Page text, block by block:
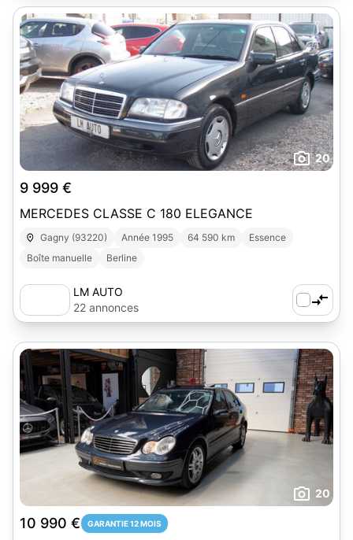
20
9 999 €
MERCEDES CLASSE C 180 ELEGANCE
Gagny (93220) Année 1995 64 590 km
Essence
Boîte manuelle
Berline
LM AUTO
22 annonces
20
10 990 € GARANTIE 12 MOIS